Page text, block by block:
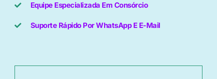
Equipe Especializada Em Consórcio
Suporte Rápido Por WhatsApp E E-Mail